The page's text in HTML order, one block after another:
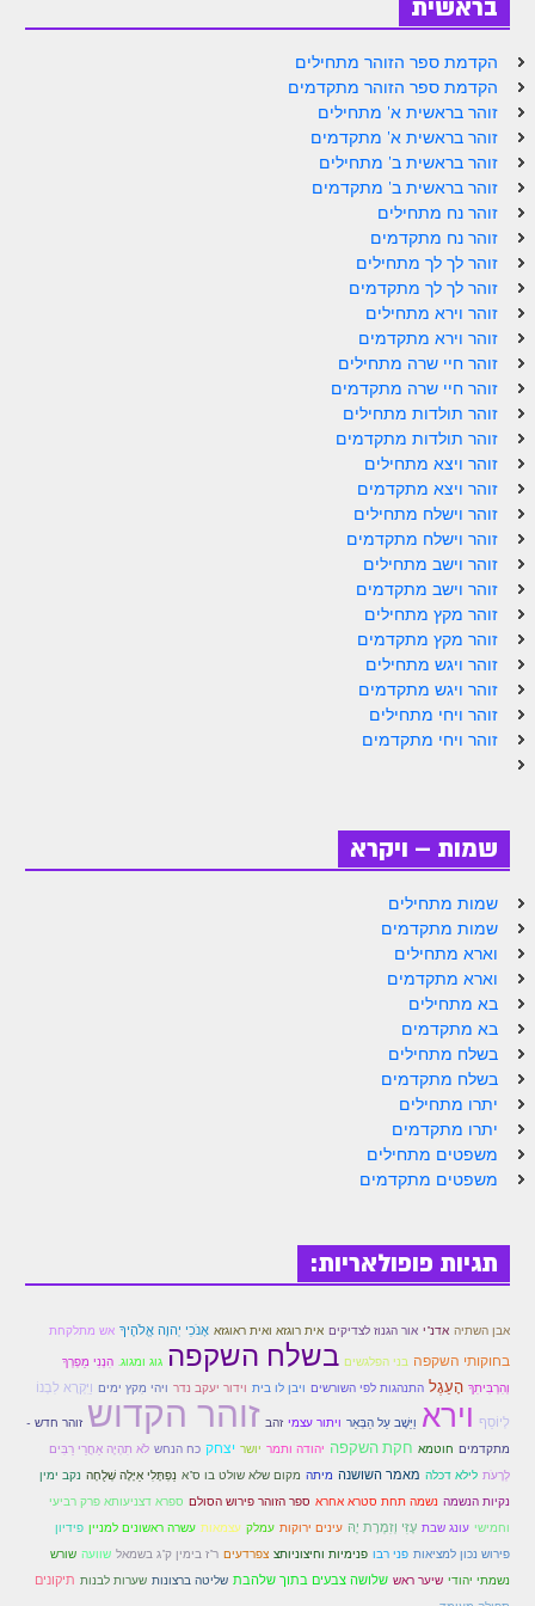
זוהר פנחס למתחילים
זוהר פנחס למתקדמים
ספר הזוהר – דברים
זוהר ואתחנן למתחילים
זוהר ואתחנן למתקדמים
זוהר עקב מתחילים
זוהר הקדוש עקב למתקדמים
זהר שופטים מתחילים
זהר שופטים מתקדמים
זוהר כי תצא מתחילים
זוהר כי תצא מתקדמים
זוהר וילך השקפה
תגיות ונושאים
אודות האתר
אודות אתר הזוהר היומי
ספר הזוהר
גדולי ישראל על הזוהר
אפליקציית ספר הזוהר הקדוש
הקדשות על דיסקים
תרומות
לאתר הבית
הרב אדם סיני
לדף היומי בתע"ס
ספרים להורדה
מנוע חיפוש בכתבי בעל הסולם
חנות ספרים
בראשית
הקדמת ספר הזוהר מתחילים
הקדמת ספר הזוהר מתקדמים
זוהר בראשית א' מתחילים
זוהר בראשית א' מתקדמים
זוהר בראשית ב' מתחילים
זוהר בראשית ב' מתקדמים
זוהר נח מתחילים
זוהר נח מתקדמים
זוהר לך לך מתחילים
זוהר לך לך מתקדמים
זוהר וירא מתחילים
זוהר וירא מתקדמים
זוהר חיי שרה מתחילים
זוהר חיי שרה מתקדמים
זוהר תולדות מתחילים
זוהר תולדות מתקדמים
זוהר ויצא מתחילים
זוהר ויצא מתקדמים
זוהר וישלח מתחילים
זוהר וישלח מתקדמים
זוהר וישב מתחילים
זוהר וישב מתקדמים
זוהר מקץ מתחילים
זוהר מקץ מתקדמים
זוהר ויגש מתחילים
זוהר ויגש מתקדמים
זוהר ויחי מתחילים
זוהר ויחי מתקדמים
שמות – ויקרא
שמות מתחילים
שמות מתקדמים
וארא מתחילים
וארא מתקדמים
בא מתחילים
בא מתקדמים
בשלח מתחילים
בשלח מתקדמים
יתרו מתחילים
יתרו מתקדמים
משפטים מתחילים
משפטים מתקדמים
תגיות פופולאריות:
אבן השתיה אדנ"י אור הגנוז לצדיקים אית רוגזא ואית ראוגזא אָנֹכִי יְהוָה אֱלֹהֶיךָ אש מתלקחת
בחוקותי השקפה בני הפלגשים בשלח השקפה גוג ומגוג. הִנְנִי מַפְרְךָ
וְהִרְבִּיתִךָ הָעֵגֶל התנהגות לפי השורשים ויבן לו בית וידור יעקב נדר ויהי מִקץ ימים וַיִּקְרָא לִבְנוֹ
לְיוֹסֵף וירא וַיֵּשֶׁב עַל הַבְּאֵר ויתור עצמי זהב זוהר הקדוש זוהר חדש -
מתקדמים חוטמא חקת השקפה יהודה ותמר יושר יצחק כח הנחש לֹא תִהְיֶה אַחֲרֵי רַבִּים
לְרָעֹת לילא דכלה מאמר השושנה מיתה מקום שלא שולט בו ס"א נַפְתָּלִי אַיָּלָה שְׁלֻחָה נקב ימין
נקיות הנשמה נשמה תחת סטרא אחרא ספר הזוהר פירוש הסולם ספרא דצניעותא פרק רביעי
וחמישי עונג שבת עָזִּי וְזִמְרָת יָהּ עינים ירוקות עמלק עצמאות עשרה ראשונים למניין פידיון
פירוש נכון למציאות פני רבו פנימיות וחיצוניותצ צפרדעים ר"ז בימין ק"ג בשמאל שוועה שורש
נשמתי יהודי שיער ראש שלושה צבעים בתוך שלהבת שליטה ברצונות שערות לבנות תיקונים